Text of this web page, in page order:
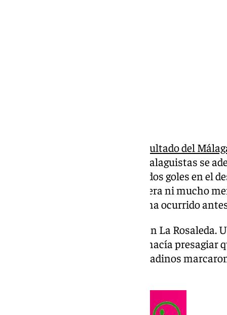
doloroso del resultado del
la forma que ha ocurrido. Los malaguistas se
partido y el cuadro local marcó dos goles en el
épica remontada. No es la primera ni mucho
Málaga esta campaña, pues ya ha ocurrido
Primero fue contra el Granada en La Rosaleda.
primera media hora de partido hacía presagiar
pero para nada fue así. Los granadinos